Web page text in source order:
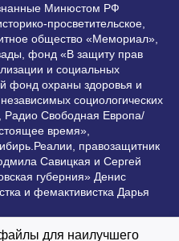
Минюстом РФ
просветительское,
общество «Мемориал»,
фонд «В защиту прав
и социальных
фонд охраны здоровья и
социологических
Радио Свободная Европа/
время»,
правозащитник
Савицкая и Сергей
губерния» Денис
и фемактивистка Дарья
законом. Любое
для наилучшего